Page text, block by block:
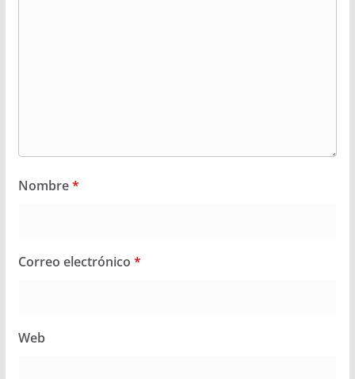
Nombre*
Correo electrónico *
Web